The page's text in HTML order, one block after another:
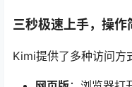
三秒极速上手，操作
Kimi提供了多种访问方